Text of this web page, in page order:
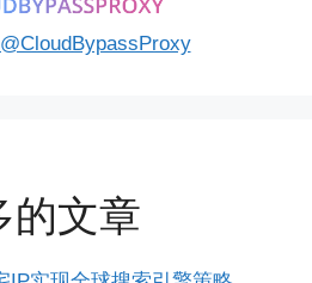
的文章